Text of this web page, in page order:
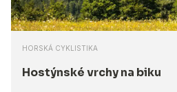
HORSKÁ CYKLISTIKA
Hostýnské vrchy na biku